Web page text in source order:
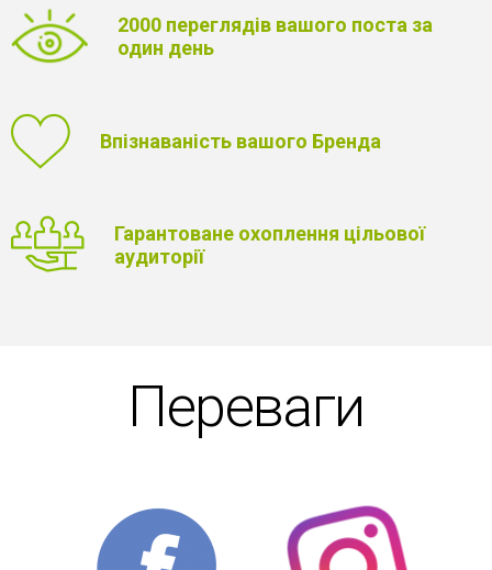
2000 переглядів вашого поста за
один день
Впізнаваність вашого Бренда
Гарантоване охоплення цільової
аудиторії
Переваги